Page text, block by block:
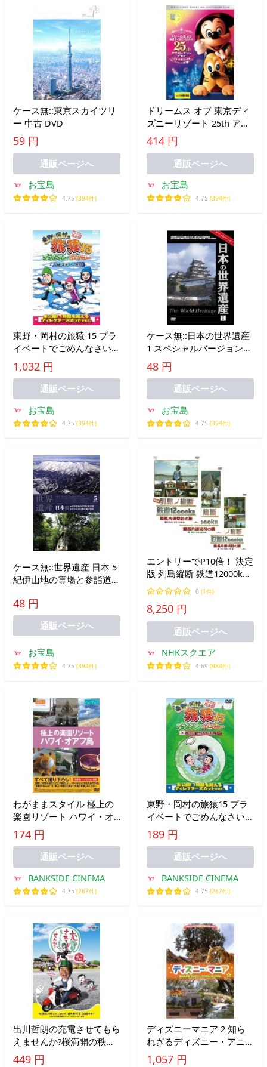
ケース無::東京スカイツリ
ー 中古 DVD
59 円
通販ページへ
お宝島
4.75 (394件)
ドリームス オブ 東京ディ
ズニーリゾート 25th アニ
バーサリーイヤー ハイラ
イトぎっしり編 レンタル
落ち 中古 DVD
414 円
通販ページへ
お宝島
4.75 (394件)
東野・岡村の旅猿 15 プラ
イベートでごめんなさい…
北海道・流氷ウォークの旅
プレミアム完全版 レンタ
ル落ち 中古 DVD
1,032 円
通販ページへ
お宝島
4.75 (394件)
ケース無::日本の世界遺産
1 スペシャルバージョン
中古 DVD
48 円
通販ページへ
お宝島
4.75 (394件)
ケース無::世界遺産 日本 5
紀伊山地の霊場と参詣道
DVD
48 円
通販ページへ
お宝島
4.75 (394件)
エントリーでP10倍！ 決定
版 列島縦断 鉄道12000km
最長片道切符の旅 3枚セッ
ト 【NHK DVD公式】
0 (1件)
8,250 円
通販ページへ
NHKスクエア
4.69 (984件)
わがままスタイル 極上の
楽園リゾート ハワイ・オ
アフ島 レンタル落ち 中古
DVD
174 円
通販ページへ
BANKSIDE CINEMA
4.75 (267件)
東野・岡村の旅猿15 プラ
イベートでごめんなさい…
韓国・チェジュ島でグルメ
の旅 ドキドキ編 プレミア
ム完全版 レンタル落ち 中
古 DVD
189 円
通販ページへ
BANKSIDE CINEMA
4.75 (267件)
出川哲朗の充電させてもら
えませんか?桜満開の秩父
から目指せ 日光東照宮
449 円
ディズニーマニア 2 知ら
れざるディズニー・アニマ
ル・キングダム レンタル
1,057 円